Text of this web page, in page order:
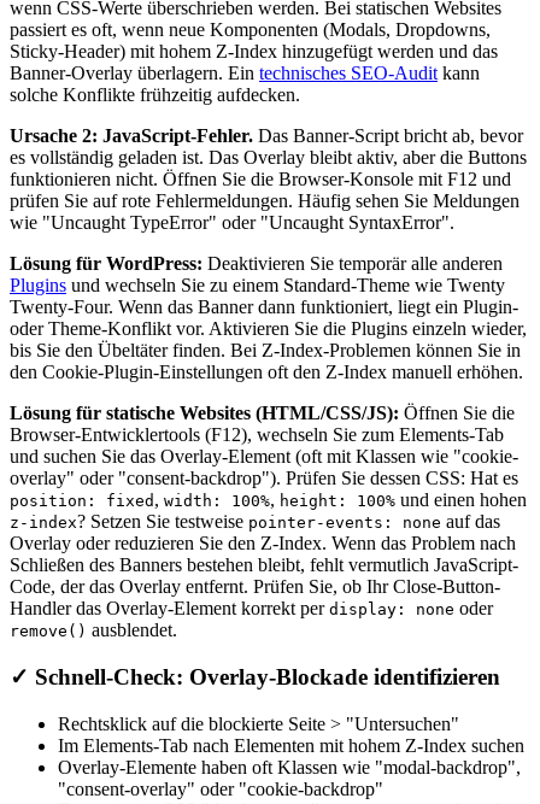
wenn CSS-Werte überschrieben werden. Bei statischen Websites
passiert es oft, wenn neue Komponenten (Modals, Dropdowns,
Sticky-Header) mit hohem Z-Index hinzugefügt werden und das
Banner-Overlay überlagern. Ein technisches SEO-Audit kann
solche Konflikte frühzeitig aufdecken.
Ursache 2: JavaScript-Fehler. Das Banner-Script bricht ab, bevor
es vollständig geladen ist. Das Overlay bleibt aktiv, aber die Buttons
funktionieren nicht. Öffnen Sie die Browser-Konsole mit F12 und
prüfen Sie auf rote Fehlermeldungen. Häufig sehen Sie Meldungen
wie "Uncaught TypeError" oder "Uncaught SyntaxError".
Lösung für WordPress: Deaktivieren Sie temporär alle anderen
Plugins und wechseln Sie zu einem Standard-Theme wie Twenty
Twenty-Four. Wenn das Banner dann funktioniert, liegt ein Plugin-
oder Theme-Konflikt vor. Aktivieren Sie die Plugins einzeln wieder,
bis Sie den Übeltäter finden. Bei Z-Index-Problemen können Sie in
den Cookie-Plugin-Einstellungen oft den Z-Index manuell erhöhen.
Lösung für statische Websites (HTML/CSS/JS): Öffnen Sie die
Browser-Entwicklertools (F12), wechseln Sie zum Elements-Tab
und suchen Sie das Overlay-Element (oft mit Klassen wie "cookie-
overlay" oder "consent-backdrop"). Prüfen Sie dessen CSS: Hat es
position: fixed , width: 100%, height: 100% und einen hohen
z-index? Setzen Sie testweise pointer-events: none auf das
Overlay oder reduzieren Sie den Z-Index. Wenn das Problem nach
Schließen des Banners bestehen bleibt, fehlt vermutlich JavaScript-
Code, der das Overlay entfernt. Prüfen Sie, ob Ihr Close-Button-
Handler das Overlay-Element korrekt per display: none oder
remove() ausblendet.
✓ Schnell-Check: Overlay-Blockade identifizieren
Rechtsklick auf die blockierte Seite > "Untersuchen"
Im Elements-Tab nach Elementen mit hohem Z-Index suchen
Overlay-Elemente haben oft Klassen wie "modal-backdrop",
"consent-overlay" oder "cookie-backdrop"